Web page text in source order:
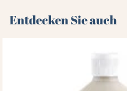
Entdecken Sie auch 🌻